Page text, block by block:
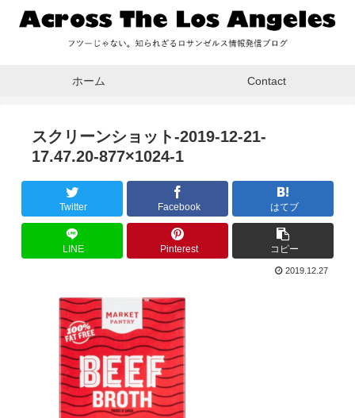
ホーム Contact
スクリーンショット-2019-12-21-
17.47.20-877×1024-1
Twitter Facebook はてブ
LINE Pinterest コピー
2019.12.27